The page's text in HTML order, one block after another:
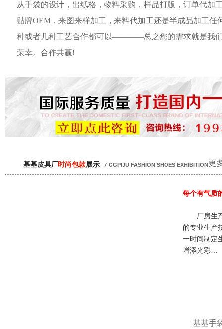
从手袋的设计，出纸格，物料采购，样品打版，订单代加
贴牌OEM，来图来样加工，来料代加工还是半成品加工任
种或者几种工艺合作都可以————总之您的需求就是我
荣幸。合作共赢!
更
基基皮具厂时尚包款展示 / GGPIJU FASHION SHOES EXHIBITION
每个有气质
厂房生
的专业生产
一时间制定
增添光彩…
基基手